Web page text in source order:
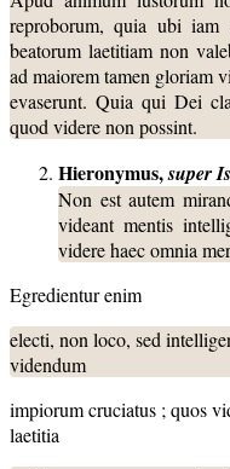
reproborum, quia ubi iam
beatorum laetitiam non
ad maiorem tamen gloriam
evaserunt. Quia qui Dei
quod videre non possint.
Hieronymus,super
Non est autem
videant mentis
videre haec omnia
Egredientur enim
electi, non loco, sed
videndum
impiorum cruciatus ; quos
laetitia